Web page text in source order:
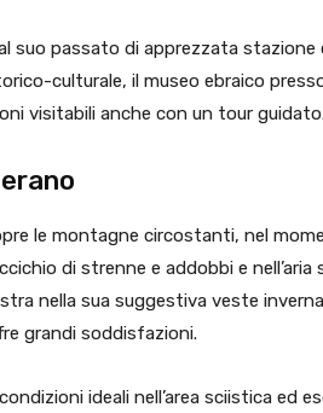
suo passato di apprezzata stazione
culturale, il museo ebraico
visitabili anche con un tour guidato.
le montagne circostanti, nel
di strenne e addobbi e nell’aria
nella sua suggestiva veste
grandi soddisfazioni.
ideali nell’area sciistica ed